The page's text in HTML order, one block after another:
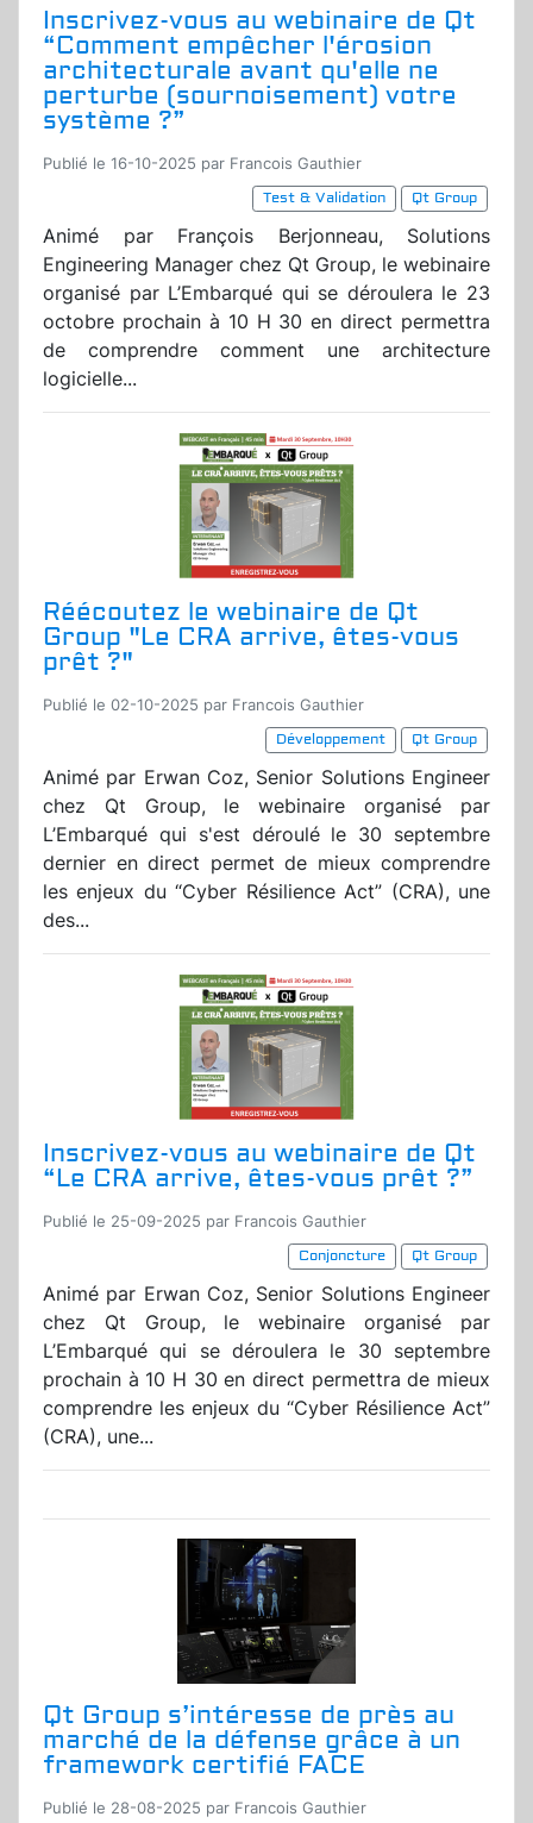
Inscrivez-vous au webinaire de Qt
“Comment empêcher l'érosion
architecturale avant qu'elle ne
perturbe (sournoisement) votre
système ?”
Publié le 16-10-2025 par Francois Gauthier
Test & Validation
Qt Group
Animé par François Berjonneau, Solutions
Engineering Manager chez Qt Group, le webinaire
organisé par L’Embarqué qui se déroulera le 23
octobre prochain à 10 H 30 en direct permettra
de comprendre comment une architecture
logicielle...
Réécoutez le webinaire de Qt
Group "Le CRA arrive, êtes-vous
prêt ?"
Publié le 02-10-2025 par Francois Gauthier
Développement
Qt Group
Animé par Erwan Coz, Senior Solutions Engineer
chez Qt Group, le webinaire organisé par
L’Embarqué qui s'est déroulé le 30 septembre
dernier en direct permet de mieux comprendre
les enjeux du “Cyber Résilience Act” (CRA), une
des...
Inscrivez-vous au webinaire de Qt
“Le CRA arrive, êtes-vous prêt ?”
Publié le 25-09-2025 par Francois Gauthier
Conjoncture
Qt Group
Animé par Erwan Coz, Senior Solutions Engineer
chez Qt Group, le webinaire organisé par
L’Embarqué qui se déroulera le 30 septembre
prochain à 10 H 30 en direct permettra de mieux
comprendre les enjeux du “Cyber Résilience Act”
(CRA), une...
Qt Group s’intéresse de près au
marché de la défense grâce à un
framework certifié FACE
Publié le 28-08-2025 par Francois Gauthier